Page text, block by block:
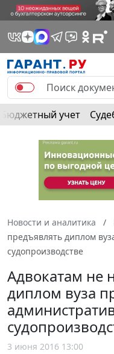
Бюджетный учет
Новости и аналитика
предъявлять диплом
судопроизводстве
Адвокатам не
диплом вуза
3 июня 2016 13:00